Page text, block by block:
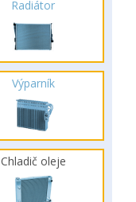
Radiátor
Výparník
Chladič oleje